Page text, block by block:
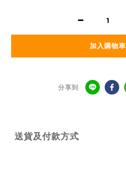
加入購物車
分享到
送貨及付款方式